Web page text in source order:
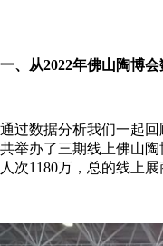
一、从2022年佛山陶博
通过数据分析我们一起
共举办了三期线上佛山
人次1180万，总的线上